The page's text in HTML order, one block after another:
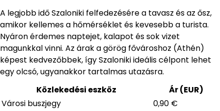
A legjobb idő Szaloniki felfedezésére a tavasz és az ősz,
amikor kellemes a hőmérséklet és kevesebb a turista.
Nyáron érdemes naptejet, kalapot és sok vizet
magunkkal vinni. Az árak a görög fővároshoz (Athén)
képest kedvezőbbek, így Szaloniki ideális célpont lehet
egy olcsó, ugyanakkor tartalmas utazásra.
Közlekedési eszköz
Ár (EUR)
Városi buszjegy
0,90 €